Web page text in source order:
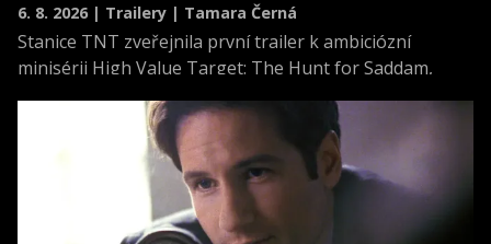
6. 8. 2026 | Trailery | Tamara Černá
Stanice TNT zveřejnila první trailer k ambiciózní
minisérii High Value Target: The Hunt for Saddam,
novodobých dějin.